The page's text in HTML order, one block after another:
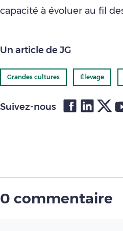
capacité à évoluer au fil
Un article de JG
Grandes cultures Élevage
Suivez-nous
0 commentaire